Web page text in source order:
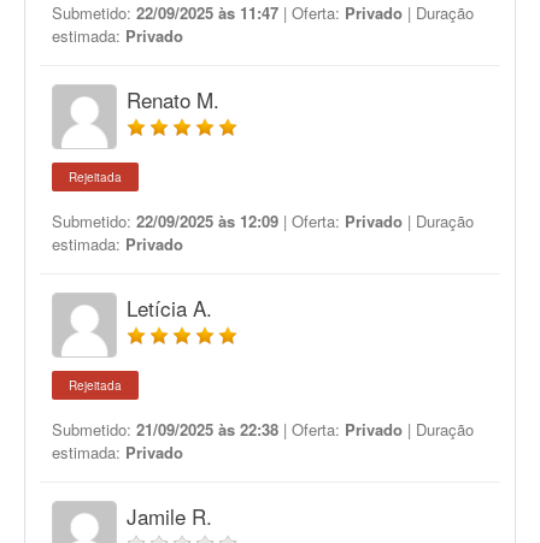
Submetido: 22/09/2025 às 11:47 | Oferta: Privado | Duração
estimada: Privado
Renato M.
Rejeitada
Submetido: 22/09/2025 às 12:09 | Oferta: Privado | Duração
estimada: Privado
Letícia A.
Rejeitada
Submetido: 21/09/2025 às 22:38 | Oferta: Privado | Duração
estimada: Privado
Jamile R.